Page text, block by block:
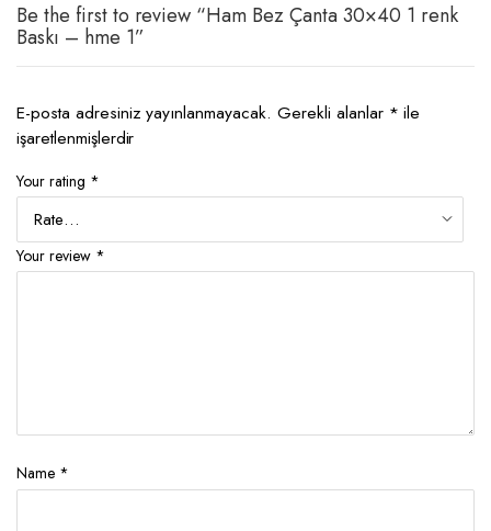
Be the first to review “Ham Bez Çanta 30×40 1 renk
Baskı – hme 1”
E-posta adresiniz yayınlanmayacak. Gerekli alanlar * ile
işaretlenmişlerdir
Your rating *
Your review *
Name *